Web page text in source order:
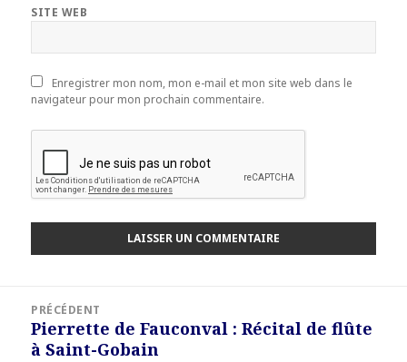
SITE WEB
Enregistrer mon nom, mon e-mail et mon site web dans le
navigateur pour mon prochain commentaire.
l’article
PRÉCÉDENT
Article
précédent :
Pierrette de Fauconval : Récital de flûte
à Saint-Gobain